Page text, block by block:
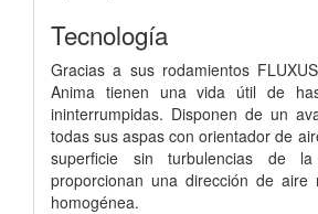
Tecnología
Gracias a sus rodamientos
Anima tienen una vida útil de
ininterrumpidas. Disponen de un
todas sus aspas con orientador de
superficie sin turbulencias de
proporcionan una dirección de aire
homogénea.